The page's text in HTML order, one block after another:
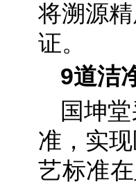
将溯源
证。
9道洁
国坤
准，实
艺标准